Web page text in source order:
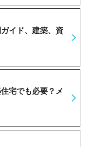
イド、建築、資
宅でも必要？メ